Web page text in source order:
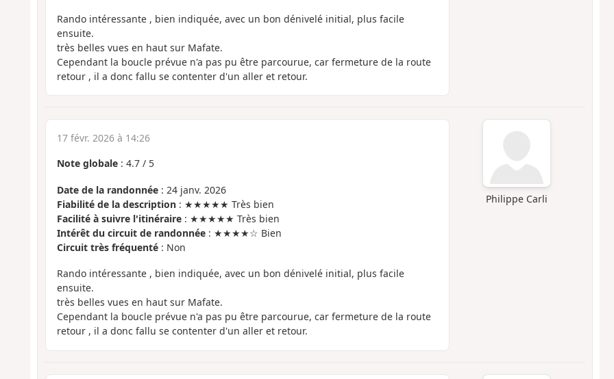
Rando intéressante , bien indiquée, avec un bon dénivelé initial, plus facile
ensuite.
très belles vues en haut sur Mafate.
Cependant la boucle prévue n'a pas pu être parcourue, car fermeture de la route
retour , il a donc fallu se contenter d'un aller et retour.
Philippe Carli
17 févr. 2026 à 14:26
Note globale: 4.7/ 5
Date de la randonnée: 24 janv. 2026
Fiabilité de la description: ★★★★★ Très bien
Facilité à suivre l'itinéraire: ★★★★★ Très bien
Intérêt du circuit de randonnée: ★★★★☆ Bien
Circuit très fréquenté: Non
Rando intéressante , bien indiquée, avec un bon dénivelé initial, plus facile
ensuite.
très belles vues en haut sur Mafate.
Cependant la boucle prévue n'a pas pu être parcourue, car fermeture de la route
retour , il a donc fallu se contenter d'un aller et retour.